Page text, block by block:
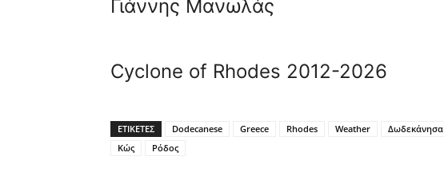
Γιάννης Μανωλάς
Cyclone of Rhodes 2012-2026
ΕΤΙΚΕΤΕΣ Dodecanese Greece Rhodes Weather Δωδεκάνησα
Κώς
Ρόδος